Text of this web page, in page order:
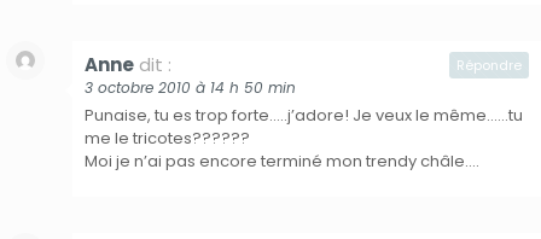
Anne dit :
3 octobre 2010 à 14 h 50 min
Punaise, tu es trop forte…..j’adore! Je veux le même……tu
me le tricotes??????
Moi je n’ai pas encore terminé mon trendy châle….
Répondre